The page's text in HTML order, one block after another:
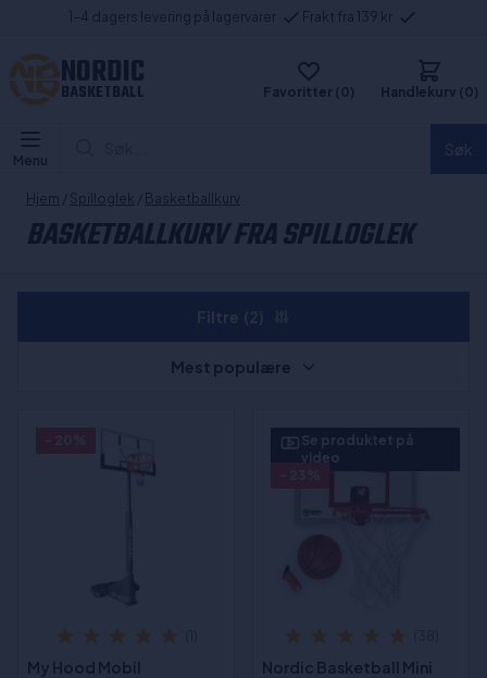
1-4 dagers levering på lagervarer Frakt fra 139 kr
NORDIC
BASKETBALL Favoritter (0) Handlekurv (0)
Menu
Hjem / Spilloglek / Basketballkurv
BASKETBALLKURV FRA SPILLOGLEK
My Hood Mobil
Se produktet på
video
Nordic Basketball Mini
Mest populære